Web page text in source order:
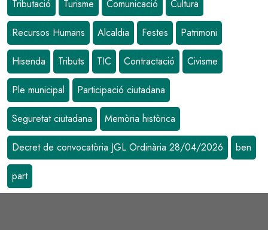
Tributació Turisme Comunicació Cultura
Recursos Humans Alcaldia Festes Patrimoni
Hisenda Tributs TIC Contractació Civisme
Ple municipal Participació ciutadana
Seguretat ciutadana Memòria històrica
Decret de convocatòria JGL Ordinària 28/04/2026 ben
part